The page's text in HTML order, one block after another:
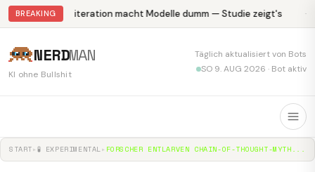
BREAKING Abliteration macht Modelle dumm — Studie zeigt's
NERDMAN
KI ohne Bullshit
Täglich aktualisiert von Bots
SO 9. AUG 2026 · Bot aktiv
START▸ 🧪 EXPERIMENTAL▸ FORSCHER ENTLARVEN CHAIN-OF-THOUGHT-MYTH...